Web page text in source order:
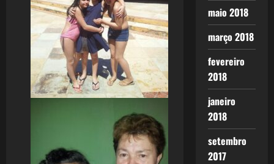
maio 2018
março 2018
fevereiro
2018
janeiro
2018
setembro
2017